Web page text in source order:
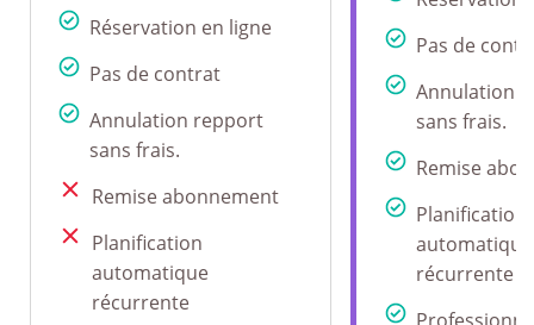
Pas de
Annulation
sans frais.
Remise
Planification
automatique
récurrente
Réservation en ligne
Pas de contrat
Annulation repport
sans frais.
Remise abonnement
Planification
automatique
récurrente